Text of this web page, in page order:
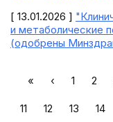
[ 13.01.2026 ]
и метаболические
(одобрены
« ‹ 1 2
11 12 13 14